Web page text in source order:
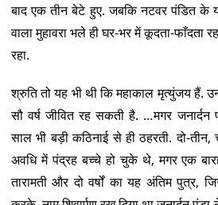
बाद एक तीन बेटे हुए. जबकि नटवर पंडित के
वाला मुहावरा भले ही घर-भर में कूदता-फाँदता
रहा.
श्रुति तो यह भी थी कि महाकाल मृत्युंजय हैं.
सौ वर्ष जीवित रह सकती है. …मगर
साल भी बड़ी कठिनाई से ही ठहरती. दो-तीन,
अवधि में पंद्रह बच्चे हो चुके थे, मगर एक
तारामती और दो वर्षों का यह अंतिम पुत्र,